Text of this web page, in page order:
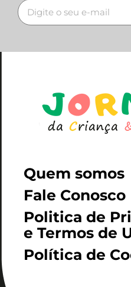
Quem somos
Fale Conosco
Politica de
e Termos de
Política de